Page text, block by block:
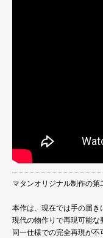
マタンオリジナル制作の
本作は、現在では手の届
現代の物作りで再現可能
同一仕様での完全再現が